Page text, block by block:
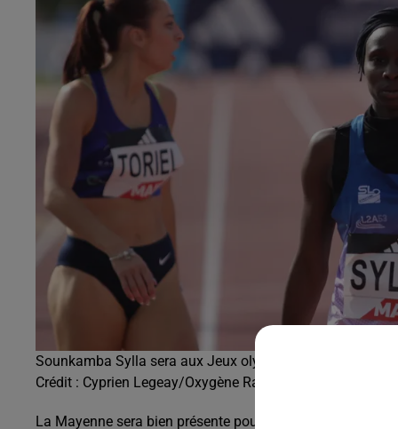
Sounkamba Sylla sera aux Jeux olympiques.
Crédit : Cyprien Legeay/Oxygène Radio
La Mayenne sera bien présente pour représenter